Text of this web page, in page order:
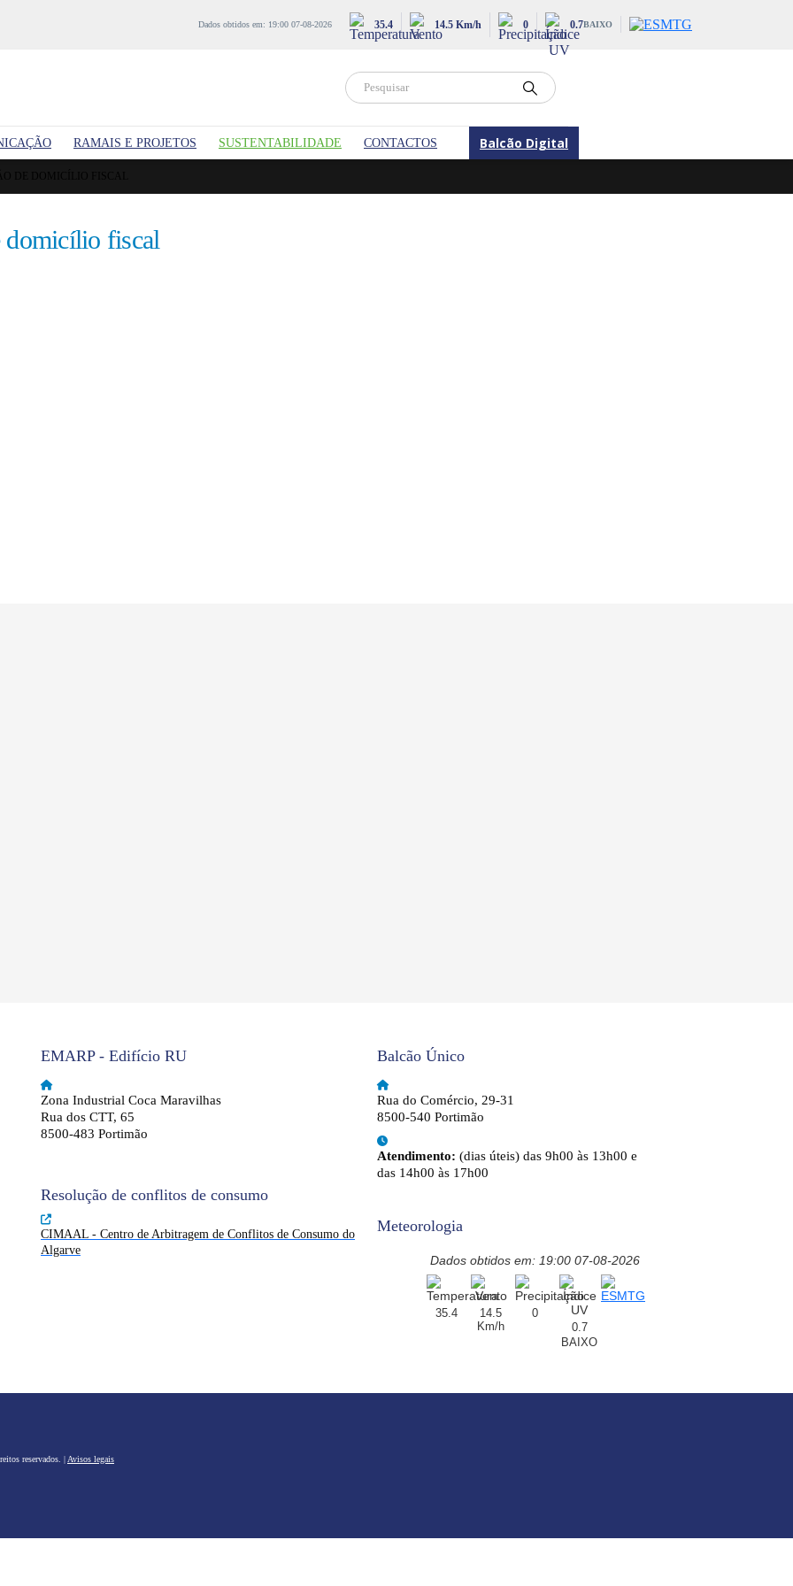
Dados obtidos em: 19:00 07-08-2026 35.4 14.5 Km/h 0 0.7BAIXO
RAMAIS E PROJETOS SUSTENTABILIDADE CONTACTOS Balcão Digital
domicílio fiscal
EMARP - Edifício RU
Zona Industrial Coca Maravilhas
Rua dos CTT, 65
8500-483 Portimão
Resolução de conflitos de consumo
CIMAAL - Centro de Arbitragem de Conflitos de Consumo do
Algarve
Balcão Único
Rua do Comércio, 29-31
8500-540 Portimão
Atendimento: (dias úteis) das 9h00 às 13h00 e
das 14h00 às 17h00
Meteorologia
Dados obtidos em: 19:00 07-08-2026
35.4
14.5
Km/h
0
0.7
BAIXO
reservados. | Avisos legais